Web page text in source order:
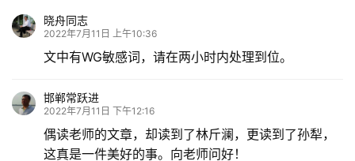
晓舟同志
2022年7月11日 上午10:36
文中有WG敏感词，请在两小时内处理到位。
邯郸常跃进
2022年7月11日 下午12:16
偶读老师的文章，却读到了林斤澜，更读到了孙犁，
这真是一件美好的事。向老师问好！